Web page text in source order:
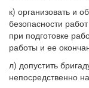
к) организовать и
безопасности
при подготовке
работы и ее
л) допустить
непосредственно